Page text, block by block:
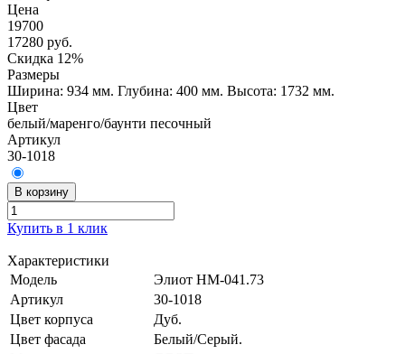
Цена
19700
17280 руб.
Скидка 12%
Размеры
Ширина: 934 мм. Глубина: 400 мм. Высота: 1732 мм.
Цвет
белый/маренго/баунти песочный
Артикул
30-1018
В корзину
Купить в 1 клик
Характеристики
Модель
Элиот НМ-041.73
Артикул
30-1018
Цвет корпуса
Дуб.
Цвет фасада
Белый/Серый.